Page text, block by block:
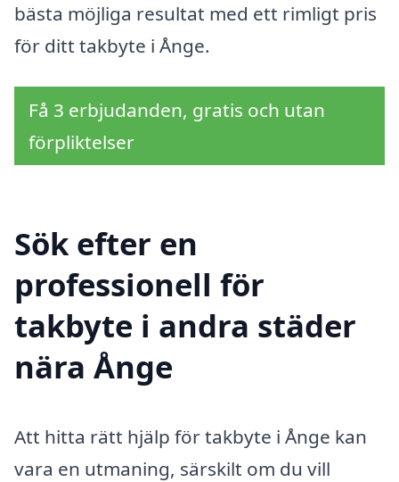
bästa möjliga resultat med ett rimligt pris
för ditt takbyte i Ånge.
Få 3 erbjudanden, gratis och utan
förpliktelser
Sök efter en
professionell för
takbyte i andra städer
nära Ånge
Att hitta rätt hjälp för takbyte i Ånge kan
vara en utmaning, särskilt om du vill